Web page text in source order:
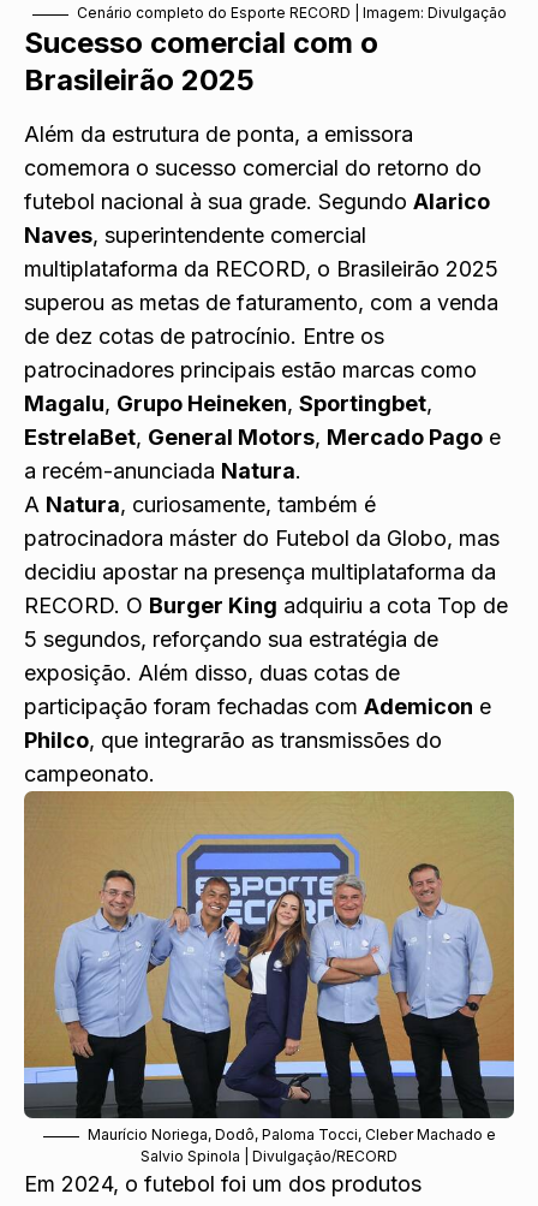
Cenário completo do Esporte RECORD | Imagem: Divulgação
Sucesso comercial com o
Brasileirão 2025
Além da estrutura de ponta, a emissora
comemora o sucesso comercial do retorno do
futebol nacional à sua grade. Segundo Alarico
Naves, superintendente comercial
multiplataforma da RECORD, o Brasileirão 2025
superou as metas de faturamento, com a venda
de dez cotas de patrocínio. Entre os
patrocinadores principais estão marcas como
Magalu, Grupo Heineken, Sportingbet,
EstrelaBet, General Motors, Mercado Pago e
a recém-anunciada Natura.
A Natura, curiosamente, também é
patrocinadora máster do Futebol da Globo, mas
decidiu apostar na presença multiplataforma da
RECORD. O Burger King adquiriu a cota Top de
5 segundos, reforçando sua estratégia de
exposição. Além disso, duas cotas de
participação foram fechadas com Ademicon e
Philco, que integrarão as transmissões do
campeonato.
Maurício Noriega, Dodô, Paloma Tocci, Cleber Machado e
Salvio Spinola | Divulgação/RECORD
Em 2024, o futebol foi um dos produtos